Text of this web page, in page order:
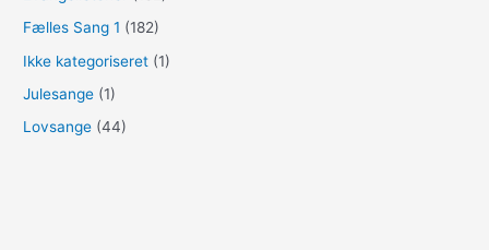
Fælles Sang 1 (182)
Ikke kategoriseret (1)
Julesange (1)
Lovsange (44)